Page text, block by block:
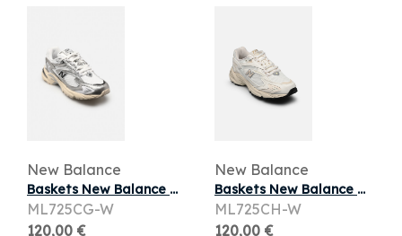
New Balance
Baskets New Balance ML725 W pour Femme
ML725CG-W
120,00 €
New Balance
Baskets New Balance ML725 W pour Femme
ML725CH-W
120,00 €